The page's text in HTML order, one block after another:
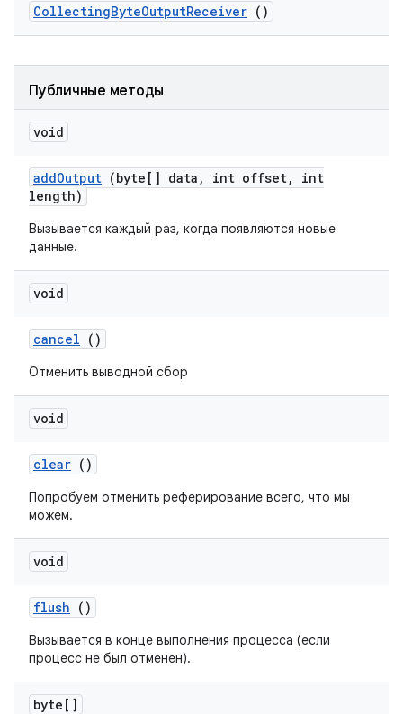
CollectingByteOutputReceiver ()
Публичные методы
void
addOutput (byte[] data , int offset,
int
length)
Вызывается каждый раз, когда появляются новые
данные.
void
cancel ()
Отменить выводной сбор
void
clear ()
Попробуем отменить реферирование всего, что мы
можем.
void
flush ()
Вызывается в конце выполнения процесса (если
процесс не был отменен).
byte[]